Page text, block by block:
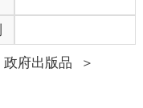
政府出版品
＞